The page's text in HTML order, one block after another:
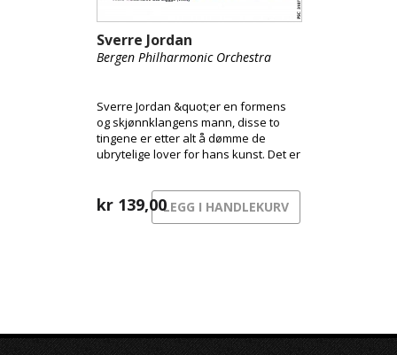
Sverre Jordan
Bergen Philharmonic Orchestra
Sverre Jordan &quot;er en formens
og skjønnklangens mann, disse to
tingene er etter alt å dømme de
ubrytelige lover for hans kunst. Det er
Den gir sinnet hvile, og hvile i
skjønnhet.” [Kristian Lange / NRK]
kr 139,00LEGG I HANDLEKURV